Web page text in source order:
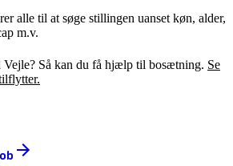
alle til at søge stillingen uanset køn, alder,
m.v.
Så kan du få hjælp til bosætning. Se